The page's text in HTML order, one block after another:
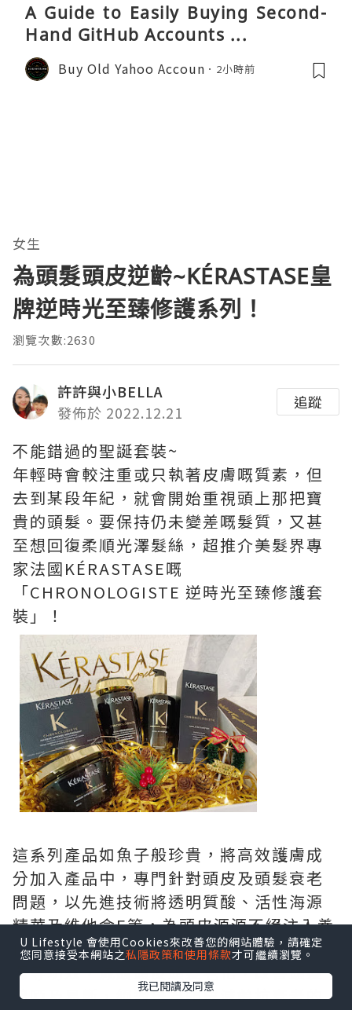
A Guide to Easily Buying Second-
Hand GitHub Accounts ...
Buy Old Yahoo Accoun 2小時前
女生
為頭髮頭皮逆齡~KÉRASTASE皇
牌逆時光至臻修護系列！
瀏覽次數:2630
許許與小BELLA
發佈於 2022.12.21
追蹤
不能錯過的聖誕套裝~
年輕時會較注重或只執著皮膚嘅質素，但
去到某段年紀，就會開始重視頭上那把寶
貴的頭髮。要保持仍未變差嘅髮質，又甚
至想回復柔順光澤髮絲，超推介美髮界專
家法國KÉRASTASE嘅
「CHRONOLOGISTE 逆時光至臻修護套
裝」！
這系列產品如魚子般珍貴，將高效護膚成
分加入產品中，專門針對頭皮及頭髮衰老
問題，以先進技術將透明質酸、活性海源
精華及維他命E等，為頭皮源源不絕注入養
份，達至高效保濕、抗氧化、防毛躁、亮
澤等功效，減緩頭皮頭髮老化，改善頭髮
暗啞及易斷，絕對是為頭皮減齡抗衰老的
U Lifestyle 會使用Cookies來改善您的網站體驗，請確定
您同意接受本網站之私隱政策和使用條款才可繼續瀏覽。
我已閱讀及同意